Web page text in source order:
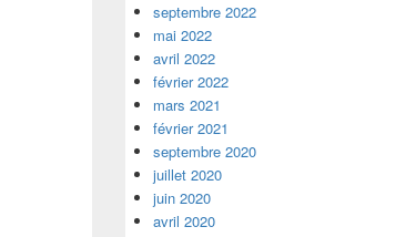
septembre 2022
mai 2022
avril 2022
février 2022
mars 2021
février 2021
septembre 2020
juillet 2020
juin 2020
avril 2020